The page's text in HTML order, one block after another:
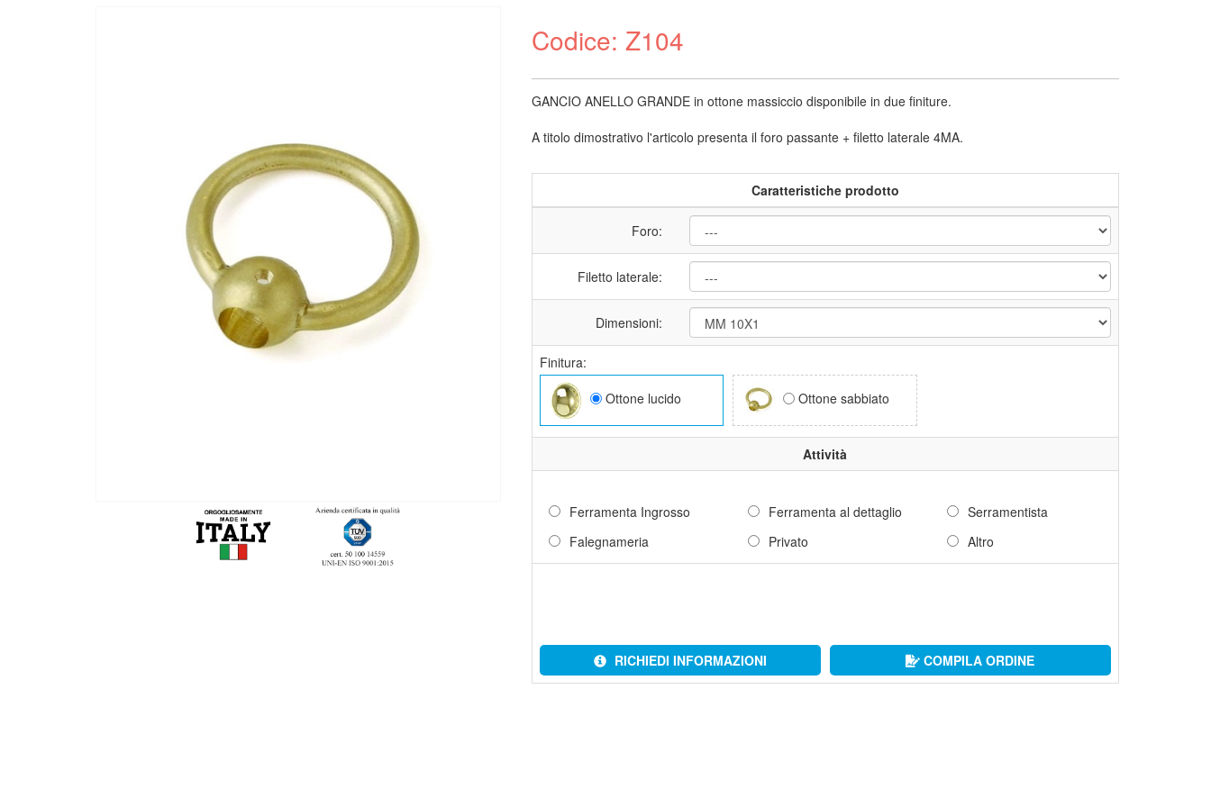
Codice: Z104
GANCIO ANELLO GRANDE in ottone massiccio disponibile in due finiture.
A titolo dimostrativo l'articolo presenta il foro passante + filetto laterale 4MA.
Caratteristiche prodotto
Foro:
Filetto laterale:
Dimensioni:
Finitura:
Ottone lucido Ottone sabbiato
Attività
Ferramenta Ingrosso Ferramenta al dettaglio
Serramentista
Falegnameria
Privato Altro
RICHIEDI INFORMAZIONI COMPILA ORDINE